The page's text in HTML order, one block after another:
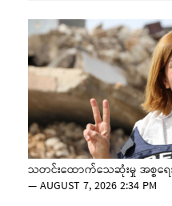
သတင်းထောက်သေဆုံးမှု အစ္စရေ
—AUGUST 7, 2026 2:34 PM